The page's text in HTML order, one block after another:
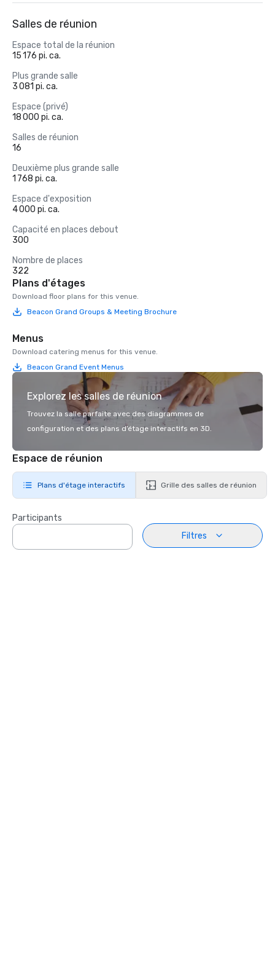
Salles de réunion
Espace total de la réunion
15 176 pi. ca.
Plus grande salle
3 081 pi. ca.
Espace (privé)
18 000 pi. ca.
Salles de réunion
16
Deuxième plus grande salle
1 768 pi. ca.
Espace d'exposition
4 000 pi. ca.
Capacité en places debout
300
Nombre de places
322
Plans d'étages
Download floor plans for this venue.
Beacon Grand Groups & Meeting Brochure
Menus
Download catering menus for this venue.
Beacon Grand Event Menus
Explorez les salles de réunion
Trouvez la salle parfaite avec des diagrammes de
configuration et des plans d’étage interactifs en 3D.
Espace de réunion
Plans d'étage interactifs Grille des salles de réunion
Participants
Filtres